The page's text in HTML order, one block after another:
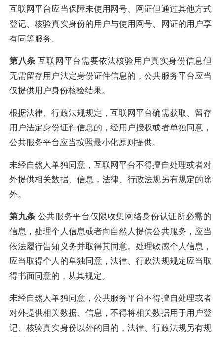
互联网平台应当保障未使用网号、网证但通过其他方式
登记、核验真实身份的用户与使用网号、网证的用户享
有同等服务。
第八条 互联网平台需要依法核验用户真实身份信息但
无需留存用户法定身份证件信息的，公共服务平台应当
仅提供用户身份核验结果。
根据法律、行政法规规定，互联网平台确需获取、留存
用户法定身份证件信息的，经用户授权或者单独同意，
公共服务平台应当按照最小化原则提供。
未经自然人单独同意，互联网平台不得擅自处理或者对
外提供相关数据、信息，法律、行政法规另有规定的除
外。
第九条 公共服务平台仅限收集网络身份认证所必需的
信息，处理个人信息或者向自然人提供公共服务，应当
依法履行告知义务并取得其同意。处理敏感个人信息，
应当取得个人的单独同意，法律、行政法规规定应当取
得书面同意的，从其规定。
未经自然人单独同意，公共服务平台不得擅自处理或者
对外提供相关数据、信息，不得将相关数据用于用户登
记、核验真实身份以外的目的，法律、行政法规另有规